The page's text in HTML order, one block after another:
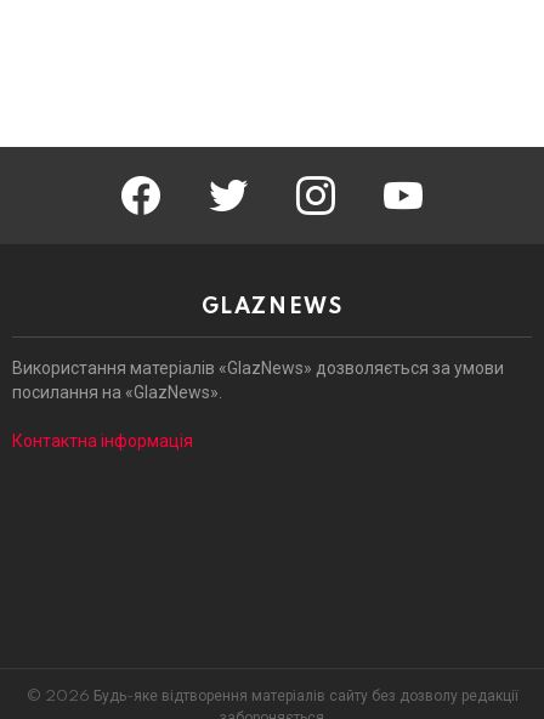
facebook twitter instagram youtube
GLAZNEWS
Використання матеріалів «GlazNews» дозволяється за умови
посилання на «GlazNews».
Контактна інформація
© 2026 Будь-яке відтворення матеріалів сайту без дозволу редакції